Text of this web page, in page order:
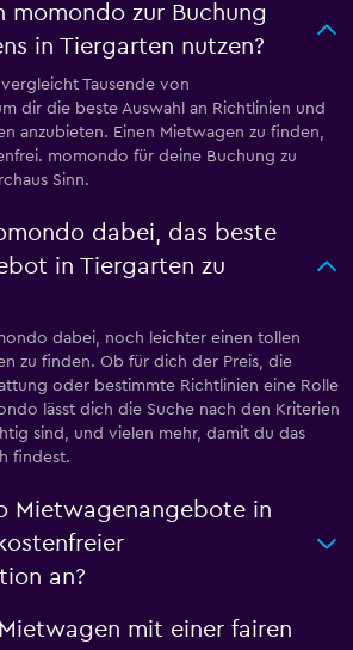
momondo zur Buchung
in Tiergarten nutzen?
Tausende von
dir die beste Auswahl an Richtlinien und
anzubieten. Einen Mietwagen zu finden,
momondo für deine Buchung zu
Sinn.
dabei, das beste
in Tiergarten zu
dabei, noch leichter einen tollen
zu finden. Ob für dich der Preis, die
oder bestimmte Richtlinien eine Rolle
lässt dich die Suche nach den Kriterien
sind, und vielen mehr, damit du das
findest.
Mietwagenangebote in
an?
mit einer fairen